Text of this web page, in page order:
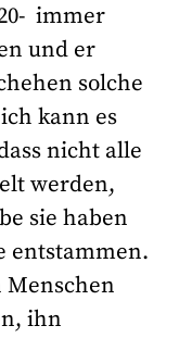
immer
und er
solche
kann es
nicht alle
werden,
sie haben
entstammen.
ihn